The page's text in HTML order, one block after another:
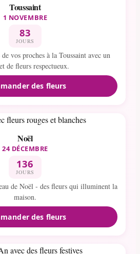
Toussaint
1 NOVEMBRE
83
JOURS
vos proches à la Toussaint avec un
de fleurs respectueux.
des fleurs
Noël
24 DÉCEMBRE
136
JOURS
de Noël - des fleurs qui illuminent la
maison.
des fleurs